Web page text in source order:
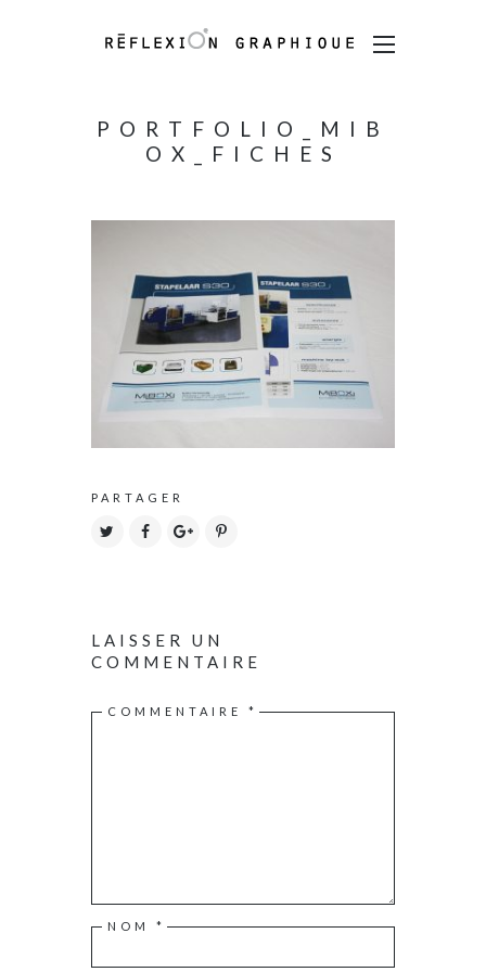
PORTFOLIO_MIB
OX_FICHES
PARTAGER
LAISSER UN
COMMENTAIRE
COMMENTAIRE *
NOM *